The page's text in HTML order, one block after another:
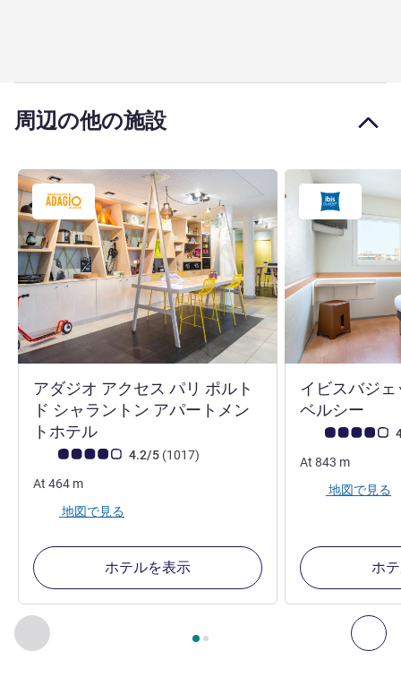
周辺の他の施設
前に戻る - 周辺の他の施設 次
2ページ中 , 周辺の他の施設 1 :, 周辺の他の施設 2
アダジオ アクセス パリ ポルト
ド シャラントン アパートメン
トホテル
お客さまの声 (確認済みレビュー アコーホテルズ)
4.2/5 (1017件のレビュー
)
At 464 m
地図で見る
ホテルを表示
イビスバジ
ベルシー
お客さまの声 (
At 843 m
地図で見る
ホ